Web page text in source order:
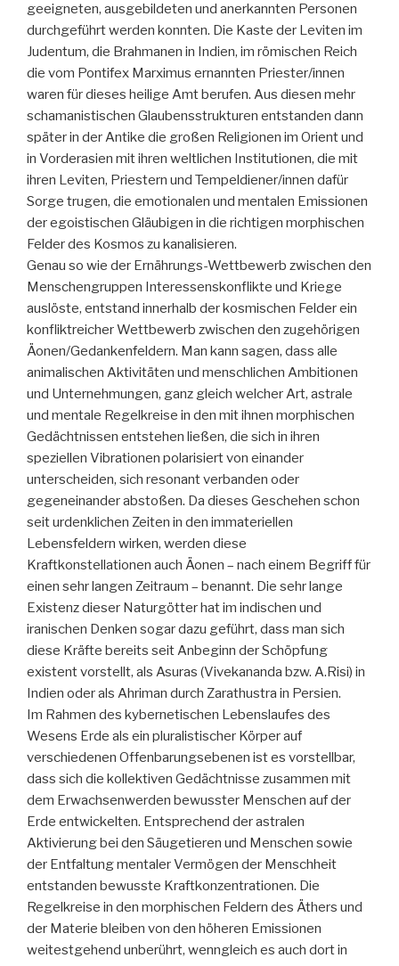
geeigneten, ausgebildeten und anerkannten Personen
durchgeführt werden konnten. Die Kaste der Leviten im
Judentum, die Brahmanen in Indien, im römischen Reich
die vom Pontifex Marximus ernannten Priester/innen
waren für dieses heilige Amt berufen. Aus diesen mehr
schamanistischen Glaubensstrukturen entstanden dann
später in der Antike die großen Religionen im Orient und
in Vorderasien mit ihren weltlichen Institutionen, die mit
ihren Leviten, Priestern und Tempeldiener/innen dafür
Sorge trugen, die emotionalen und mentalen Emissionen
der egoistischen Gläubigen in die richtigen morphischen
Felder des Kosmos zu kanalisieren.
Genau so wie der Ernährungs-Wettbewerb zwischen den
Menschengruppen Interessenskonflikte und Kriege
auslöste, entstand innerhalb der kosmischen Felder ein
konfliktreicher Wettbewerb zwischen den zugehörigen
Äonen/Gedankenfeldern. Man kann sagen, dass alle
animalischen Aktivitäten und menschlichen Ambitionen
und Unternehmungen, ganz gleich welcher Art, astrale
und mentale Regelkreise in den mit ihnen morphischen
Gedächtnissen entstehen ließen, die sich in ihren
speziellen Vibrationen polarisiert von einander
unterscheiden, sich resonant verbanden oder
gegeneinander abstoßen. Da dieses Geschehen schon
seit urdenklichen Zeiten in den immateriellen
Lebensfeldern wirken, werden diese
Kraftkonstellationen auch Äonen – nach einem Begriff für
einen sehr langen Zeitraum – benannt. Die sehr lange
Existenz dieser Naturgötter hat im indischen und
iranischen Denken sogar dazu geführt, dass man sich
diese Kräfte bereits seit Anbeginn der Schöpfung
existent vorstellt, als Asuras (Vivekananda bzw. A.Risi) in
Indien oder als Ahriman durch Zarathustra in Persien.
Im Rahmen des kybernetischen Lebenslaufes des
Wesens Erde als ein pluralistischer Körper auf
verschiedenen Offenbarungsebenen ist es vorstellbar,
dass sich die kollektiven Gedächtnisse zusammen mit
dem Erwachsenwerden bewusster Menschen auf der
Erde entwickelten. Entsprechend der astralen
Aktivierung bei den Säugetieren und Menschen sowie
der Entfaltung mentaler Vermögen der Menschheit
entstanden bewusste Kraftkonzentrationen. Die
Regelkreise in den morphischen Feldern des Äthers und
der Materie bleiben von den höheren Emissionen
weitestgehend unberührt, wenngleich es auch dort in